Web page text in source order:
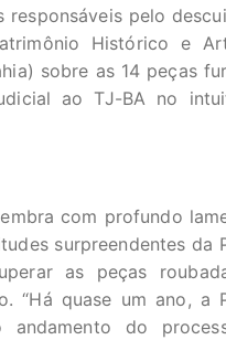
pelo
Histórico e
sobre as 14 peças
ao TJ-BA no
com profundo
surpreendentes da
as peças
“Há quase um ano, a
do